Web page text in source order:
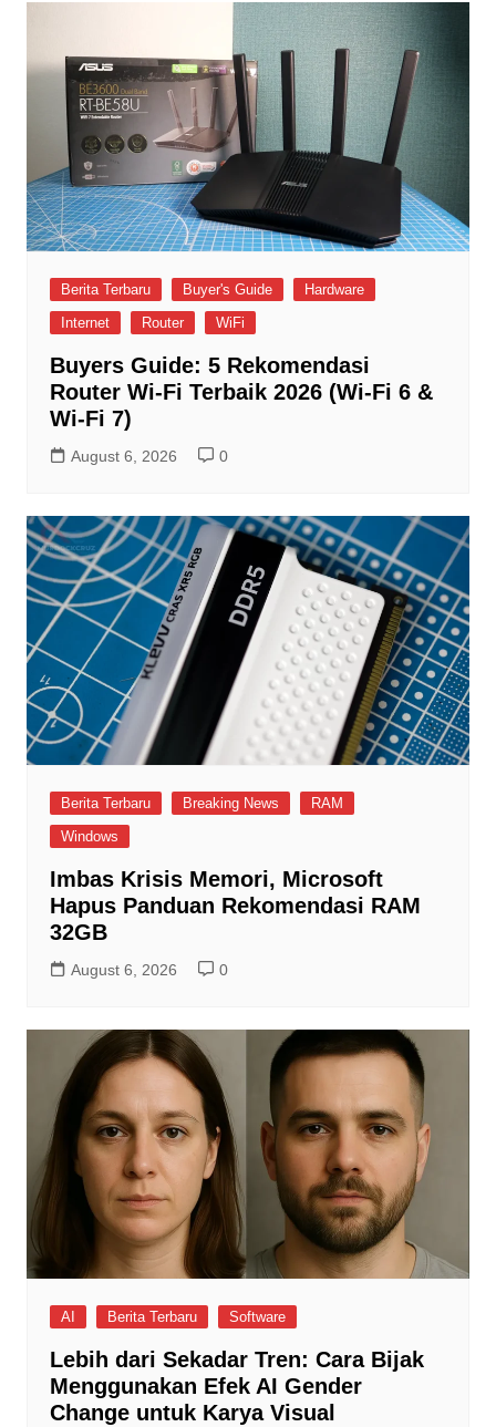
Berita Terbaru Buyer's Guide
Hardware
Internet
Router WiFi
Buyers Guide: 5 Rekomendasi
Router Wi-Fi Terbaik 2026 (Wi-Fi 6 &
Wi-Fi 7)
August 6, 2026 0
Berita Terbaru Breaking News
RAM
Windows
Imbas Krisis Memori, Microsoft
Hapus Panduan Rekomendasi RAM
32GB
August 6, 2026 0
AI Berita Terbaru Software
Lebih dari Sekadar Tren: Cara Bijak
Menggunakan Efek AI Gender
Change untuk Karya Visual